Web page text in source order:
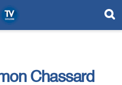
Chassard